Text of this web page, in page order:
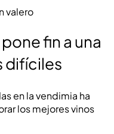
a una de las
fin a una
difíciles
en la vendimia ha
los mejores vinos